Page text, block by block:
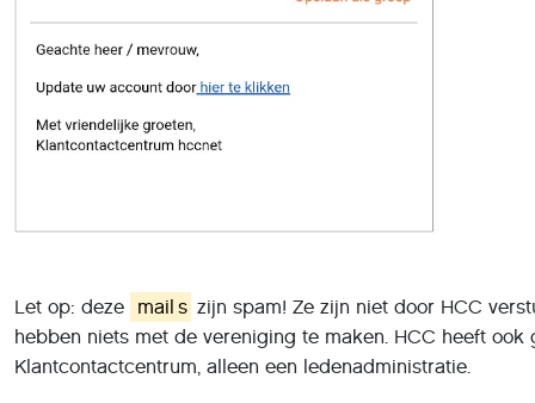
Let op: deze mail s zijn spam! Ze zijn niet door HCC
hebben niets met de vereniging te maken. HCC heeft ook
Klantcontactcentrum, alleen een ledenadministratie.